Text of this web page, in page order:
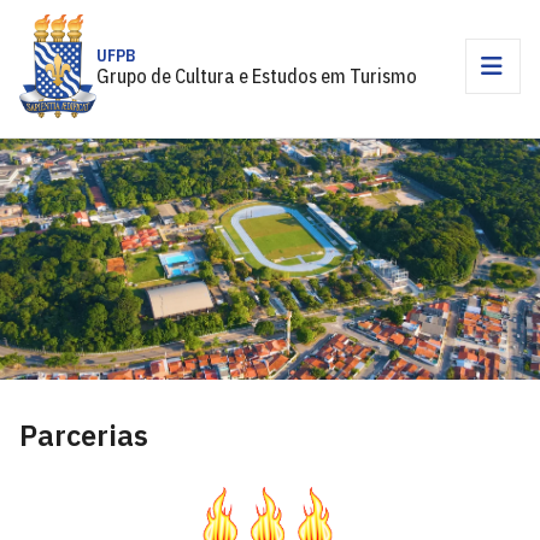
UFPB
Grupo de Cultura e Estudos em Turismo
Parcerias